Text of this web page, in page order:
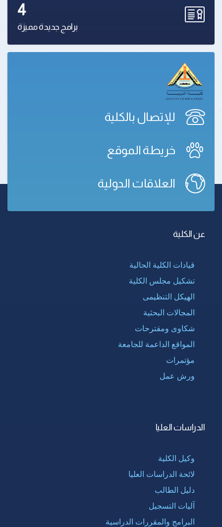
4
برامج جديدة مميزة
للإتصال بالكلية
خريطة الموقع
العلاقات الدولية
عن الكلية
قيادات الكلية الحالية
تشكيل مجلس الكلية
الهيكل التنظيمى
المجالات البحثية
شكاوى ومقترحات
المواقع الداعمة للجامعة
مؤتمرات
ورش عمل
الدراسات العليا
وكيل الكلية
لائحة الدراسات العليا
دليل الطالب
آليات التسجيل
البرامج والمقررات الدراسية